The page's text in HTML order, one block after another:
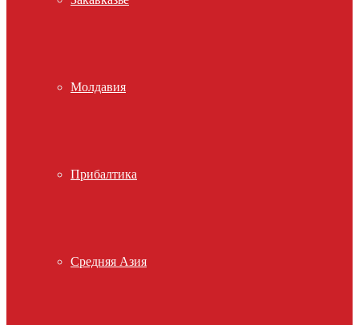
Молдавия
Прибалтика
Средняя Азия